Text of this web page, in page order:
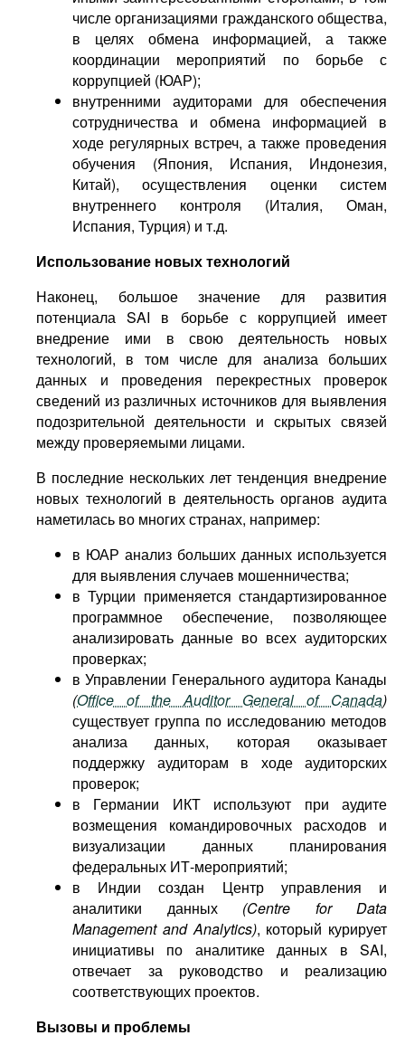
числе организациями гражданского общества,
в целях обмена информацией, а также
координации мероприятий по борьбе с
коррупцией (ЮАР);
внутренними аудиторами для обеспечения
сотрудничества и обмена информацией в
ходе регулярных встреч, а также проведения
обучения (Япония, Испания, Индонезия,
Китай), осуществления оценки систем
внутреннего контроля (Италия, Оман,
Испания, Турция) и т.д.
Использование новых технологий
Наконец, большое значение для развития
потенциала SAI в борьбе с коррупцией имеет
внедрение ими в свою деятельность новых
технологий, в том числе для анализа больших
данных и проведения перекрестных проверок
сведений из различных источников для выявления
подозрительной деятельности и скрытых связей
между проверяемыми лицами.
В последние нескольких лет тенденция внедрение
новых технологий в деятельность органов аудита
наметилась во многих странах, например:
в ЮАР анализ больших данных используется
для выявления случаев мошенничества;
в Турции применяется стандартизированное
программное обеспечение, позволяющее
анализировать данные во всех аудиторских
проверках;
в Управлении Генерального аудитора Канады
(Office of the Auditor General of Canada)
существует группа по исследованию методов
анализа данных, которая оказывает
поддержку аудиторам в ходе аудиторских
проверок;
в Германии ИКТ используют при аудите
возмещения командировочных расходов и
визуализации данных планирования
федеральных ИТ-мероприятий;
в Индии создан Центр управления и
аналитики данных (Centre for Data
Management and Analytics), который курирует
инициативы по аналитике данных в SAI,
отвечает за руководство и реализацию
соответствующих проектов.
Вызовы и проблемы